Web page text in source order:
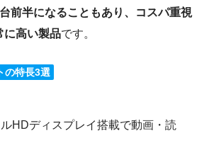
前半になることもあり、コスパ重視
に高い製品です。
の特長3選
HDディスプレイ搭載で動画・読